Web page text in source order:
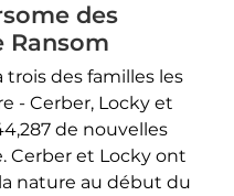
des
Ransom
trois des familles les
- Cerber, Locky et
de nouvelles
Cerber et Locky ont
nature au début du